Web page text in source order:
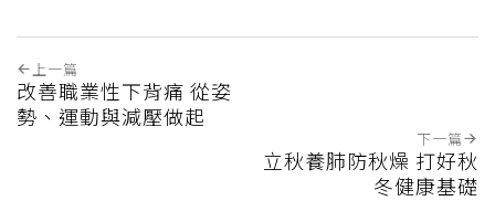
上一篇
改善職業性下背痛 從姿
勢、運動與減壓做起
下一篇
立秋養肺防秋燥 打好秋
冬健康基礎